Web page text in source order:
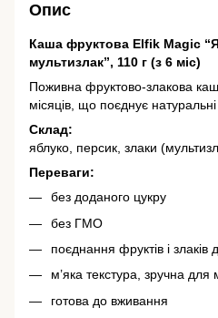
Опис
Каша фруктова Elfik Magic
мультизлак”, 110 г (з 6 міс)
Поживна фруктово-злакова
місяців, що поєднує
Склад:
яблуко, персик, злаки
Переваги:
без доданого цукру
без ГМО
поєднання фруктів і
м’яка текстура, зручна
готова до вживання